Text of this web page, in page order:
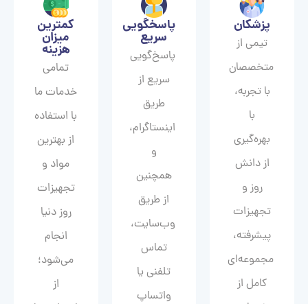
پزشکان
تیمی از
متخصصان
با تجربه،
با
بهره‌گیری
از دانش
روز و
تجهیزات
پیشرفته،
مجموعه‌ای
کامل از
پاسخگویی
سریع
پاسخ‌گویی
سریع از
طریق
اینستاگرام،
و
همچنین
از طریق
وب‌سایت،
تماس
تلفنی یا
واتساپ
کمترین
میزان
هزینه
تمامی
خدمات ما
با استفاده
از بهترین
مواد و
تجهیزات
روز دنیا
انجام
می‌شود؛
از